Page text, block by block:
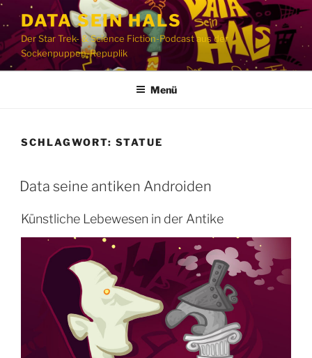
Zum
Inhalt
springen
DATA SEIN HALS
Der Star Trek- & Science Fiction-Podcast aus der
Sockenpuppen-Repuplik
Menü
SCHLAGWORT: STATUE
Data seine antiken Androiden
Künstliche Lebewesen in der Antike